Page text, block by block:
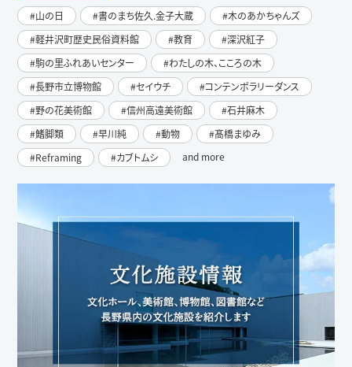
山の日 書のまち佐久.金子大蔵
木のあかちゃんズ
軽井沢町歴史民俗資料館
教育
深沢紅子
駒の里ふれあいセンター
わたしの木、こころの木
長野市立博物館
セイウチ
コンテンポラリーダンス
野の花美術館
信州高遠美術館
石井麻木
鰭脚類
早川純 動物
髙橋まゆみ
Reframing
カブトムシ and more